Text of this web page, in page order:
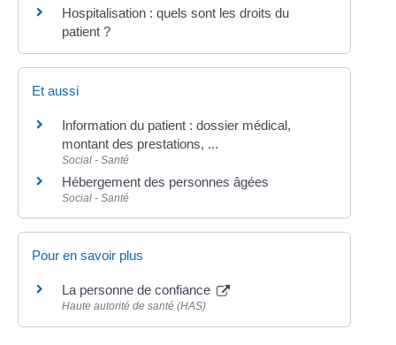
Hospitalisation : quels sont les droits du
patient ?
Et aussi
Information du patient : dossier médical,
montant des prestations, ...
Social - Santé
Hébergement des personnes âgées
Social - Santé
Pour en savoir plus
La personne de confiance
Haute autorité de santé (HAS)